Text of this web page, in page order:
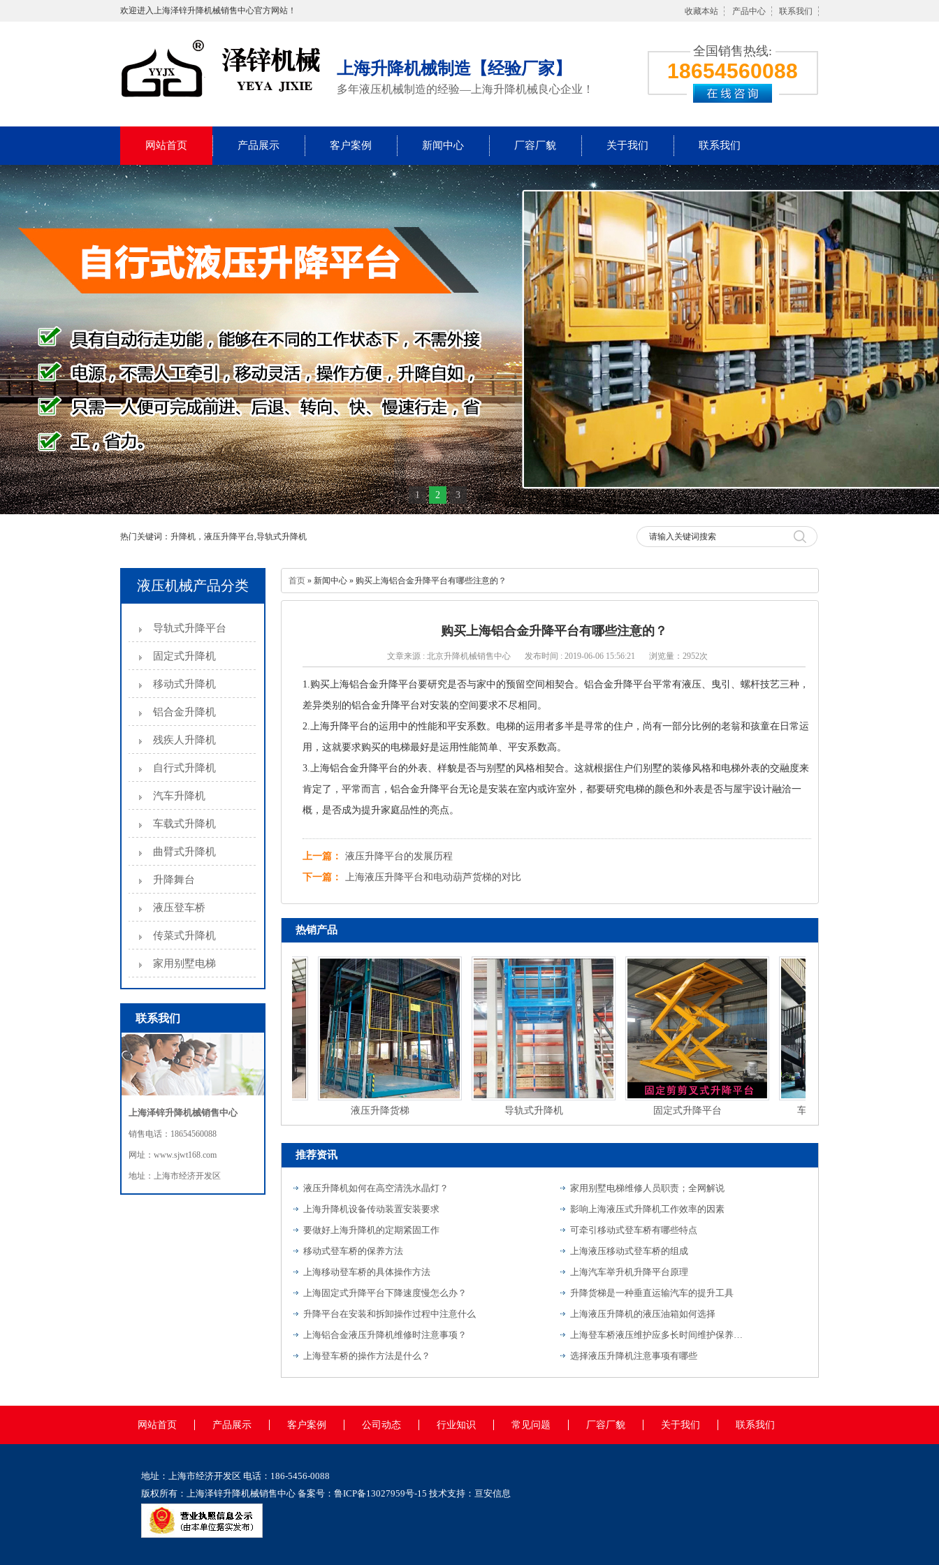
收藏本站 产品中心 联系我们
欢迎进入上海泽锌升降机械销售中心官方网站！
上海升降机械制造【经验厂家】
多年液压机械制造的经验—上海升降机械良心企业！
全国销售热线:
18654560088
网站首页 产品展示 客户案例 新闻中心 厂容厂貌 关于我们 联系我们
1 2 3
热门关键词：升降机，液压升降平台,导轨式升降机
液压机械产品分类
导轨式升降平台
固定式升降机
移动式升降机
铝合金升降机
残疾人升降机
自行式升降机
汽车升降机
车载式升降机
曲臂式升降机
升降舞台
液压登车桥
传菜式升降机
家用别墅电梯
联系我们
上海泽锌升降机械销售中心
销售电话：18654560088
网址：www.sjwt168.com
地址：上海市经济开发区
首页 » 新闻中心 » 购买上海铝合金升降平台有哪些注意的？
购买上海铝合金升降平台有哪些注意的？
文章来源 : 北京升降机械销售中心 发布时间 : 2019-06-06 15:56:21 浏览量：2952次
1.购买上海铝合金升降平台要研究是否与家中的预留空间相契合。铝合金升降平台平常有液压、曳引、螺杆技艺三种，
差异类别的铝合金升降平台对安装的空间要求不尽相同。
2.上海升降平台的运用中的性能和平安系数。电梯的运用者多半是寻常的住户，尚有一部分比例的老翁和孩童在日常运
用，这就要求购买的电梯最好是运用性能简单、平安系数高。
3.上海铝合金升降平台的外表、样貌是否与别墅的风格相契合。这就根据住户们别墅的装修风格和电梯外表的交融度来
肯定了，平常而言，铝合金升降平台无论是安装在室内或许室外，都要研究电梯的颜色和外表是否与屋宇设计融洽一
概，是否成为提升家庭品性的亮点。
上一篇：
液压升降平台的发展历程
下一篇：
上海液压升降平台和电动葫芦货梯的对比
热销产品
导轨式升降机 液压升降货梯 导轨式升降机 固定式升降平台 车间壁挂式升降货梯
推荐资讯
液压升降机如何在高空清洗水晶灯？
家用别墅电梯维修人员职责；全网解说
上海升降机设备传动装置安装要求
影响上海液压式升降机工作效率的因素
要做好上海升降机的定期紧固工作
可牵引移动式登车桥有哪些特点
移动式登车桥的保养方法
上海液压移动式登车桥的组成
上海移动登车桥的具体操作方法
上海汽车举升机升降平台原理
上海固定式升降平台下降速度慢怎么办？
升降货梯是一种垂直运输汽车的提升工具
升降平台在安装和拆卸操作过程中注意什么
上海液压升降机的液压油箱如何选择
上海铝合金液压升降机维修时注意事项？
上海登车桥液压维护应多长时间维护保养一次？
上海登车桥的操作方法是什么？
选择液压升降机注意事项有哪些
网站首页 产品展示 客户案例 公司动态 行业知识 常见问题 厂容厂貌 关于我们 联系我们
地址：上海市经济开发区 电话：186-5456-0088
版权所有：上海泽锌升降机械销售中心 备案号： 鲁ICP备13027959号-15 技术支持： 亘安信息